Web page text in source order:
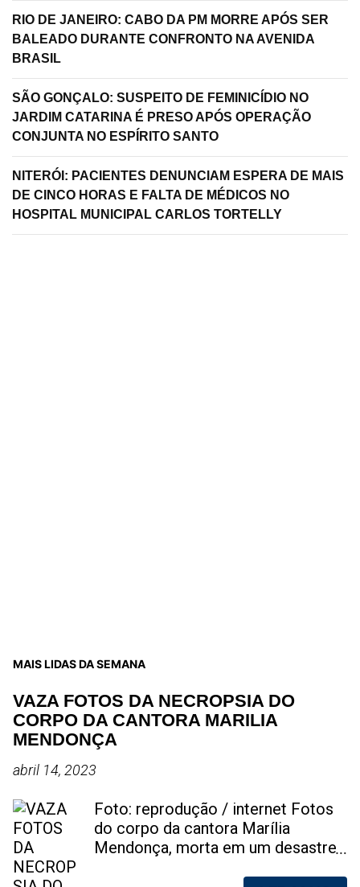
RIO DE JANEIRO: CABO DA PM MORRE APÓS SER
BALEADO DURANTE CONFRONTO NA AVENIDA
BRASIL
SÃO GONÇALO: SUSPEITO DE FEMINICÍDIO NO
JARDIM CATARINA É PRESO APÓS OPERAÇÃO
CONJUNTA NO ESPÍRITO SANTO
NITERÓI: PACIENTES DENUNCIAM ESPERA DE MAIS
DE CINCO HORAS E FALTA DE MÉDICOS NO
HOSPITAL MUNICIPAL CARLOS TORTELLY
MAIS LIDAS DA SEMANA
VAZA FOTOS DA NECROPSIA DO
CORPO DA CANTORA MARILIA
MENDONÇA
abril 14, 2023
Foto: reprodução / internet Fotos
do corpo da cantora Marília
Mendonça, morta em um desastre